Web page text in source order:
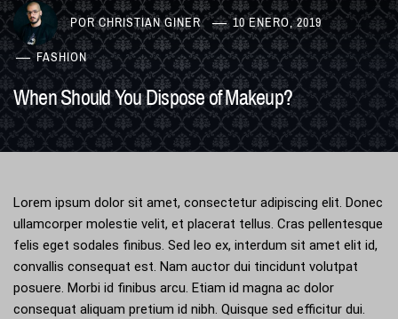
PORCHRISTIAN GINER 10 ENERO, 2019
FASHION
When Should You Dispose of Makeup?
Lorem ipsum dolor sit amet, consectetur adipiscing elit. Donec
ullamcorper molestie velit, et placerat tellus. Cras pellentesque
felis eget sodales finibus. Sed leo ex, interdum sit amet elit id,
convallis consequat est. Nam auctor dui tincidunt volutpat
posuere. Morbi id finibus arcu. Etiam id magna ac dolor
consequat aliquam pretium id nibh. Quisque sed efficitur dui.